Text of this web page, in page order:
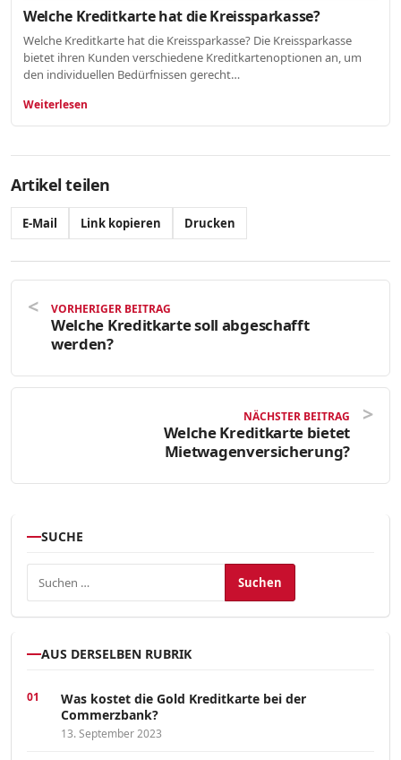
Welche Kreditkarte hat die Kreissparkasse?
Welche Kreditkarte hat die Kreissparkasse? Die Kreissparkasse
bietet ihren Kunden verschiedene Kreditkartenoptionen an, um
den individuellen Bedürfnissen gerecht…
Weiterlesen
Artikel teilen
E-Mail Link kopieren Drucken
VORHERIGER BEITRAG
Welche Kreditkarte soll abgeschafft
werden?
NÄCHSTER BEITRAG
Welche Kreditkarte bietet
Mietwagenversicherung?
SUCHE
Suchen nach:
AUS DERSELBEN RUBRIK
Was kostet die Gold Kreditkarte bei der
Commerzbank?
13. September 2023